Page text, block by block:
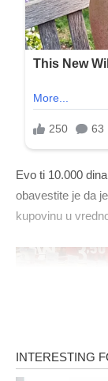
Evo ti 10.000
obavestite je da
kupovinu u